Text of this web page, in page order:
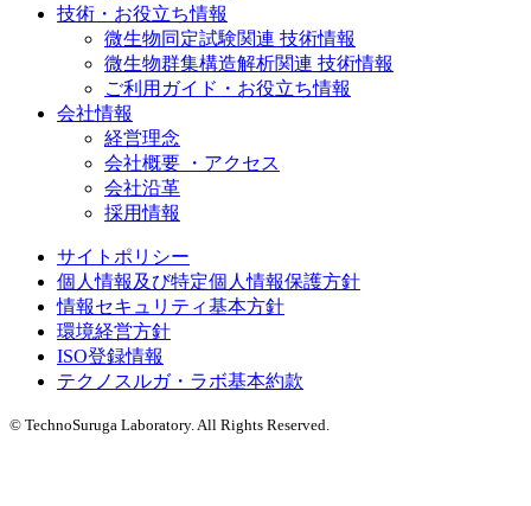
技術・お役立ち情報
微生物同定試験関連 技術情報
微生物群集構造解析関連 技術情報
ご利用ガイド・お役立ち情報
会社情報
経営理念
会社概要 ・アクセス
会社沿革
採用情報
サイトポリシー
個人情報及び特定個人情報保護方針
情報セキュリティ基本方針
環境経営方針
ISO登録情報
テクノスルガ・ラボ基本約款
© TechnoSuruga Laboratory. All Rights Reserved.